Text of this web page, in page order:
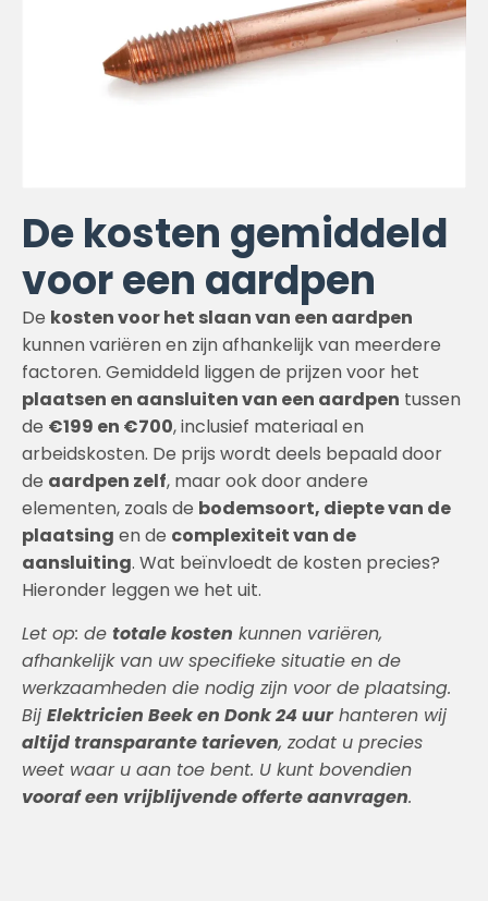
De kosten gemiddeld
voor een aardpen
De kosten voor het slaan van een aardpen
kunnen variëren en zijn afhankelijk van meerdere
factoren. Gemiddeld liggen de prijzen voor het
plaatsen en aansluiten van een aardpen tussen
de €199 en €700, inclusief materiaal en
arbeidskosten. De prijs wordt deels bepaald door
de aardpen zelf, maar ook door andere
elementen, zoals de bodemsoort, diepte van de
plaatsing en de complexiteit van de
aansluiting. Wat beïnvloedt de kosten precies?
Hieronder leggen we het uit.
Let op: de totale kosten kunnen variëren,
afhankelijk van uw specifieke situatie en de
werkzaamheden die nodig zijn voor de plaatsing.
Bij Elektricien Beek en Donk 24 uurhanteren wij
altijd transparante tarieven, zodat u precies
weet waar u aan toe bent. U kunt bovendien
vooraf een vrijblijvende offerte aanvragen.